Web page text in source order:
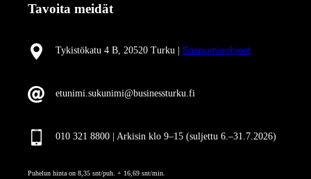
Tavoita meidät
Tykistökatu 4 B, 20520 Turku | Saapumisohjeet
etunimi.sukunimi@businessturku.fi
010 321 8800 | Arkisin klo 9–15 (suljettu 6.–31.7.2026)
Puhelun hinta on 8,35 snt/puh. + 16,69 snt/min.